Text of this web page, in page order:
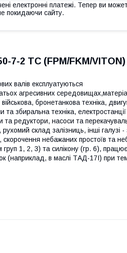
електронні платежі. Тепер ви
покидаючи сайту.
7-2 TC (FPM/FKM/VITON)
валів експлуатуються
агресивних
бронетанкова техніка,
та збиральна техніка,
та редуктори, насоси та
склад залізниць, інші галузі
небажаних простоїв та
1, 2, 3) та силікону (гр. 6), працює
(наприклад, в маслі ТАД-17І) при